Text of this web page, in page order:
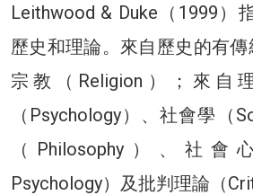
Leithwood & Duke（1999）
歷史和理論。來自歷史的有傳
宗教（Religion）；來自
（Psychology）、社會學（
（Philosophy）、社會
Psychology）及批判理論（